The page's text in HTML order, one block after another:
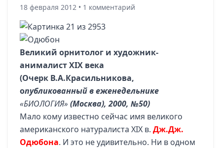
18 февраля 2012 • 1 комментарий
Великий орнитолог и художник-
анималист XIX века
(Очерк В.А.Красильникова,
опубликованный в еженедельнике
«БИОЛОГИЯ» (Москва), 2000, №50)
Мало кому известно сейчас имя великого
американского натуралиста XIX в. Дж.Дж.
Одюбона. И это не удивительно. Ни в одном